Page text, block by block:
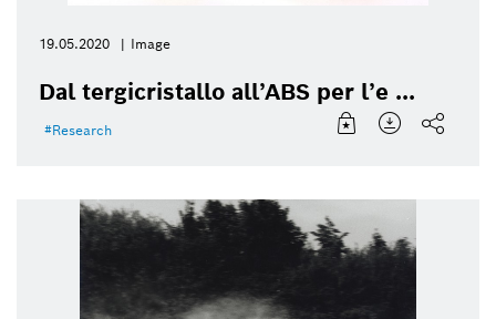
19.05.2020 Image
Dal tergicristallo all’ABS per l’e ...
Research